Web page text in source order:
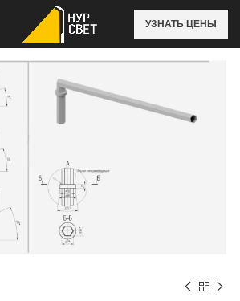
УЗНАТЬ ЦЕНЫ